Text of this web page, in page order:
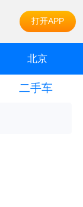
打开APP
北京
二手车